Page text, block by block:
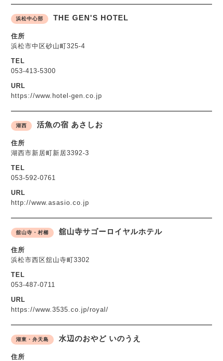
浜松中心部 THE GEN'S HOTEL
住所
浜松市中区砂山町325-4
TEL
053-413-5300
URL
https://www.hotel-gen.co.jp
湖西 活魚の宿 あさしお
住所
湖西市新居町新居3392-3
TEL
053-592-0761
URL
http://www.asasio.co.jp
舘山寺・村櫛 舘山寺サゴーロイヤルホテル
住所
浜松市西区舘山寺町3302
TEL
053-487-0711
URL
https://www.3535.co.jp/royal/
湖東・弁天島 水辺のおやど いのうえ
住所